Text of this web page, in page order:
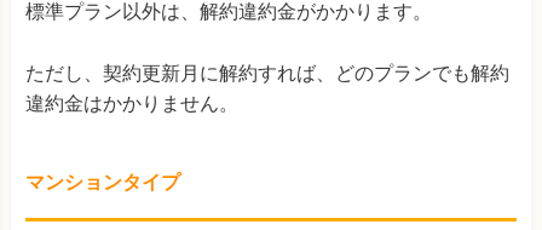
標準プラン以外は、解約違約金がかかります。
ただし、契約更新月に解約すれば、どのプランでも解約
違約金はかかりません。
マンションタイプ